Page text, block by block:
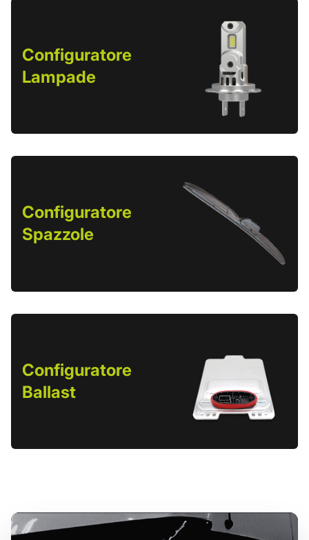
Configuratore
Lampade
Configuratore
Spazzole
Configuratore
Ballast